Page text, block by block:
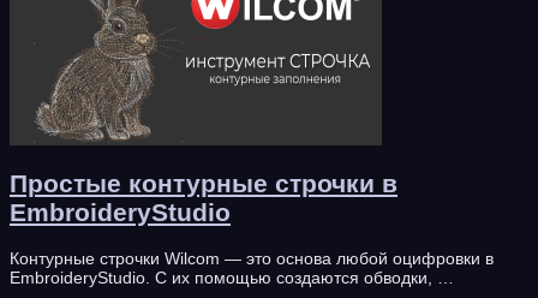
Простые контурные строчки в
EmbroideryStudio
Контурные строчки Wilcom — это основа любой оцифровки в
EmbroideryStudio. С их помощью создаются обводки, …